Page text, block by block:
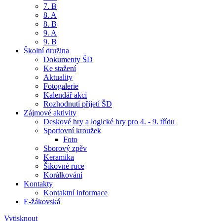
7. B
8. A
8. B
9. A
9. B
Školní družina
Dokumenty ŠD
Ke stažení
Aktuality
Fotogalerie
Kalendář akcí
Rozhodnutí přijetí ŠD
Zájmové aktivity
Deskové hry a logické hry pro 4. - 9. třídu
Sportovní kroužek
Foto
Sborový zpěv
Keramika
Šikovné ruce
Korálkování
Kontakty
Kontaktní informace
E-žákovská
Vytisknout